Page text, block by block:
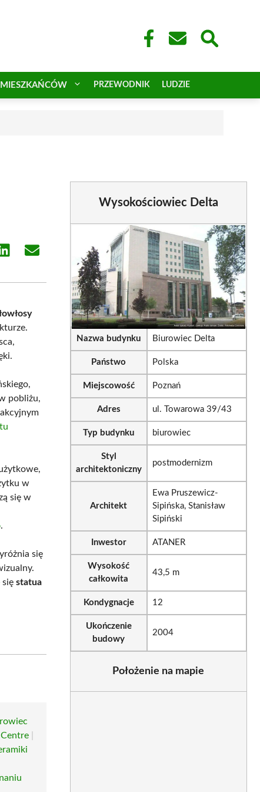
MIESZKAŃCÓW PRZEWODNIK LUDZIE
Share Share
pobliżu,
w
się w
.
się
sięstatua
Wysokościowiec Delta
Nazwa budynku Biurowiec Delta
Państwo Polska
Miejscowość Poznań
Adres ul. Towarowa 39/43
Typ budynku biurowiec
Styl
architektoniczny
postmodernizm
Architekt
Ewa Pruszewicz-
Sipińska, Stanisław
Sipiński
Inwestor ATANER
Wysokość
całkowita
43,5 m
Kondygnacje 12
Ukończenie
budowy
2004
Położenie na mapie